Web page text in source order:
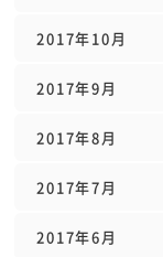
2017年10月
2017年9月
2017年8月
2017年7月
2017年6月